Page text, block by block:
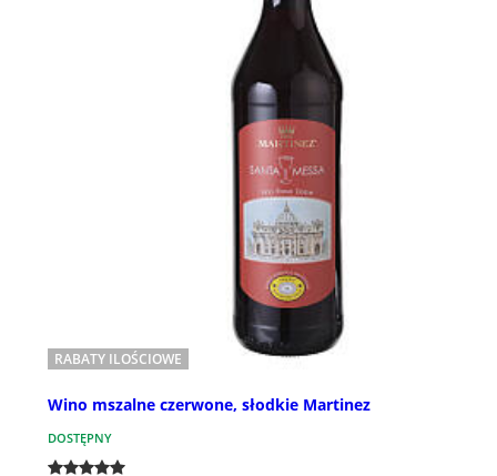
RABATY ILOŚCIOWE
Wino mszalne czerwone, słodkie Martinez
DOSTĘPNY